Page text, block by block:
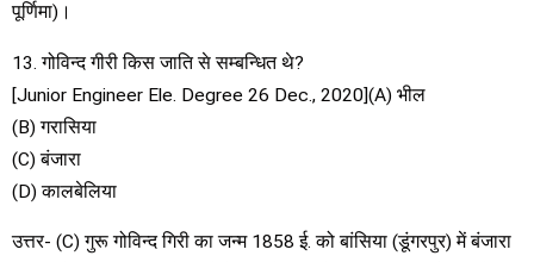
पूर्णिमा)।
13. गोविन्द गीरी किस जाति से सम्बन्धित थे?
[Junior Engineer Ele. Degree 26 Dec., 2020](A) भील
(B) गरासिया
(C) बंजारा
(D) कालबेलिया
उत्तर- (C) गुरू गोविन्द गिरी का जन्म 1858 ई. को बांसिया (डूंगरपुर) में बंजारा